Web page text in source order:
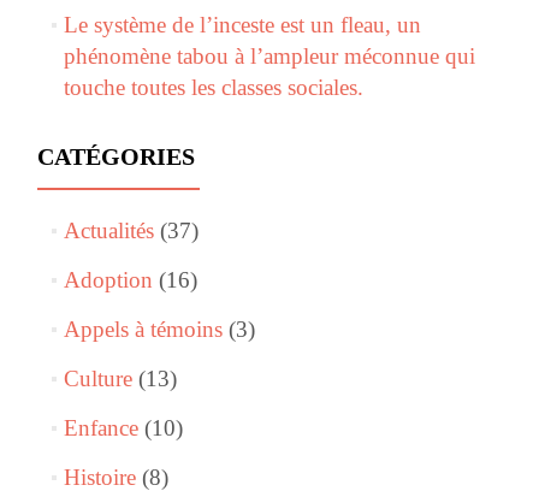
Le système de l’inceste est un fleau, un
phénomène tabou à l’ampleur méconnue qui
touche toutes les classes sociales.
CATÉGORIES
Actualités(37)
Adoption (16)
Appels à témoins(3)
Culture(13)
Enfance(10)
Histoire(8)